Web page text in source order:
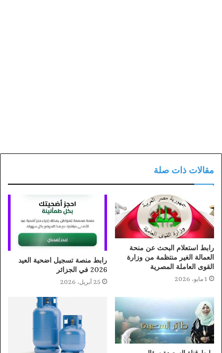
مقالات ذات صلة
رابط استعلام البحث عن منحة
العمالة الغير منتظمة من وزارة
القوى العاملة المصرية
1 مايو، 2026
رابط منصة تسجيل اضحية العيد
2026 في الجزائر
25 أبريل، 2026